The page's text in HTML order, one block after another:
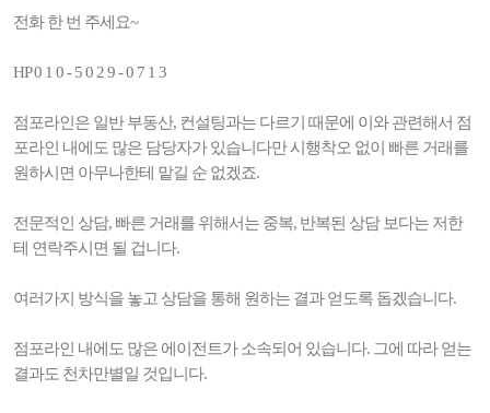
전화 한 번 주세요~
HP 0 1 0 - 5 0 2 9 - 0 7 1 3
점포라인은 일반 부동산, 컨설팅과는 다르기 때문에 이와 관련해서 점
포라인 내에도 많은 담당자가 있습니다만 시행착오 없이 빠른 거래를
원하시면 아무나한테 맡길 순 없겠죠.
전문적인 상담, 빠른 거래를 위해서는 중복, 반복된 상담 보다는 저한
테 연락주시면 될 겁니다.
여러가지 방식을 놓고 상담을 통해 원하는 결과 얻도록 돕겠습니다.
점포라인 내에도 많은 에이전트가 소속되어 있습니다. 그에 따라 얻는
결과도 천차만별일 것입니다.